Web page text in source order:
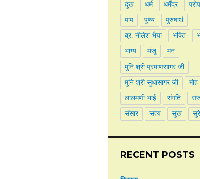
दुख धर्म धर्मेंद्र
पाप पुण्य पुरुषार्थ
ब्र. नीलेश भैया भक्ति
भाग्य मंजू मन
मुनि श्री प्रमाणसागर जी
मुनि श्री सुधासागर जी मोह
लालमणी भाई संगति
संसार सत्य सुख
RECENT POSTS